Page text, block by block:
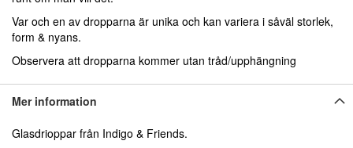
Var och en av dropparna är unika och kan variera i såväl storlek,
form & nyans.
Observera att dropparna kommer utan tråd/upphängning
Mer information
Glasdrioppar från Indigo & Friends.